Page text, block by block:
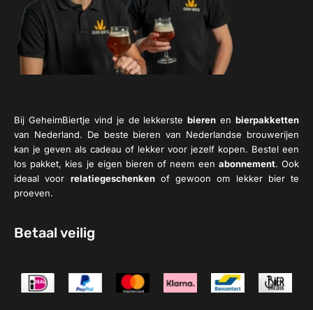
Bij GeheimBiertje vind je de lekkerstebieren en bierpakketten
van Nederland. De beste bieren van Nederlandse brouwerijen
kan je geven als cadeau of lekker voor jezelf kopen. Bestel een
los pakket, kies je eigen bieren of neem een abonnement. Ook
ideaal voor relatiegeschenkenof gewoon om lekker bier te
proeven.
Betaal veilig